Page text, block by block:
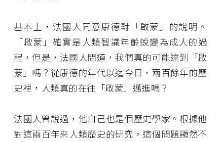
基本上，法國人同意康德對「啟蒙」的說明。
「啟蒙」確實是人類智識年齡蛻變為成人的過
程，但是，法國人問道，我們真的可能達到「啟
蒙」嗎？從康德的年代以迄今日，兩百餘年的歷
史裡，人類真的在往「啟蒙」邁進嗎？
法國人曾說過，他自己也是個歷史學家。根據他
對這兩百年來人類歷史的研究，這個問題顯然不